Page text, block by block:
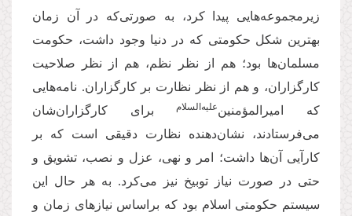
زیرمجموعه‌هایی پیدا کرد، به صورتی‌که در آن زمان
بهترین شکل حکومتی که در دنیا وجود داشت، حکومت
مسلمان‌ها بود؛ هم از نظر نظم، هم از نظر صلاحیت
کارگزاران، و هم از نظر نظارت بر کارگزاران. نامه‌هایی
که امیرالمؤمنین‌علیه‌السلامبرای کارگزاران‌شان
می‌فرستادند، نشان‌دهنده نظارت دقیقی است که بر
کارآیی آن‌ها داشت؛ امر و نهی، عزل و نصب، تشویق و
حتی در صورت نیاز توبیخ نیز می‌کرد. به هر حال این
سیستم حکومتی اسلام بود که براساس نیازهای زمان و